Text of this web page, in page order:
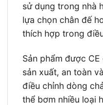
sử dụng trong nhà
lựa chọn chân đế
thích hợp trong
Sản phẩm được
sản xuất, an toàn
điều chỉnh dòng
thể bơm nhiều loại